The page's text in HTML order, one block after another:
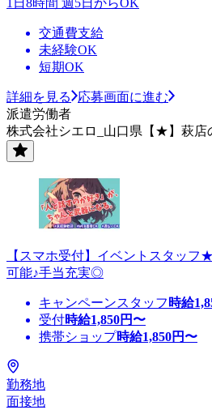
交通費支給
未経験OK
短期OK
詳細を見る
応募画面に進む
派遣労働者
株式会社シエロ_山口県【★】萩店
【スマホ受付】イベントスタッ
可能♪手当充実◎
キャンペーンスタッフ 時給
受付時給1,850円〜
携帯ショップ時給1,850円〜
勤務地
面接地